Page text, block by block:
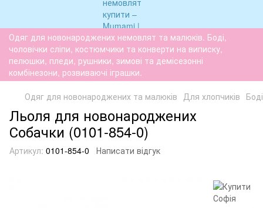
Одяг для новонароджених немовлят та малюків. Боді,
чоловічки сліпи, костюмчики та конверти на виписку,
пелюшки, пледи, рушники, зимові та демісезонні
комбінезони, розвиваючі іграшки.
Одяг для новонароджених та малюків Для хлопчиків
Льоля для новонароджених
Собачки (0101-854-0)
Артикул: 0101-854-0 Написати відгук